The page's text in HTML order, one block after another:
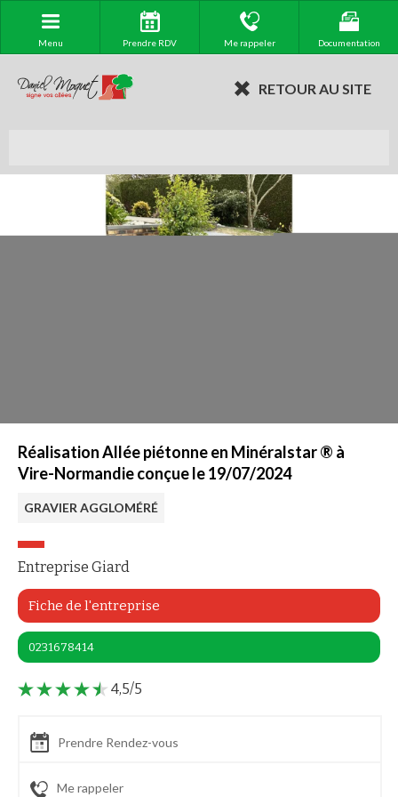
Menu Prendre RDV Me rappeler Documentation
RETOUR AU SITE
Réalisation Allée piétonne en Minéralstar ® à
Vire-Normandie conçue le 19/07/2024
GRAVIER AGGLOMÉRÉ
Entreprise Giard
Fiche de l'entreprise
0231678414
4,5/5
Prendre Rendez-vous
Me rappeler